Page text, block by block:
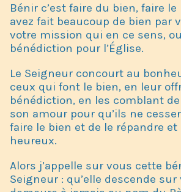
Bénir c’est faire du bien, faire
avez fait beaucoup de bien par
votre mission qui en ce sens,
bénédiction pour l’Église.
Le Seigneur concourt au
ceux qui font le bien, en leur
bénédiction, en les comblant
son amour pour qu’ils ne
faire le bien et de le répandre et
heureux.
Alors j’appelle sur vous cette
Seigneur : qu’elle descende sur